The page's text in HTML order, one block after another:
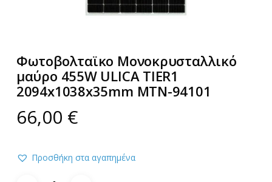
Φωτοβολταϊκο Μονοκρυσταλλικό
μαύρο 455W ULICA TIER1
2094x1038x35mm MTN-94101
66,00 €
Προσθήκη στα αγαπημένα